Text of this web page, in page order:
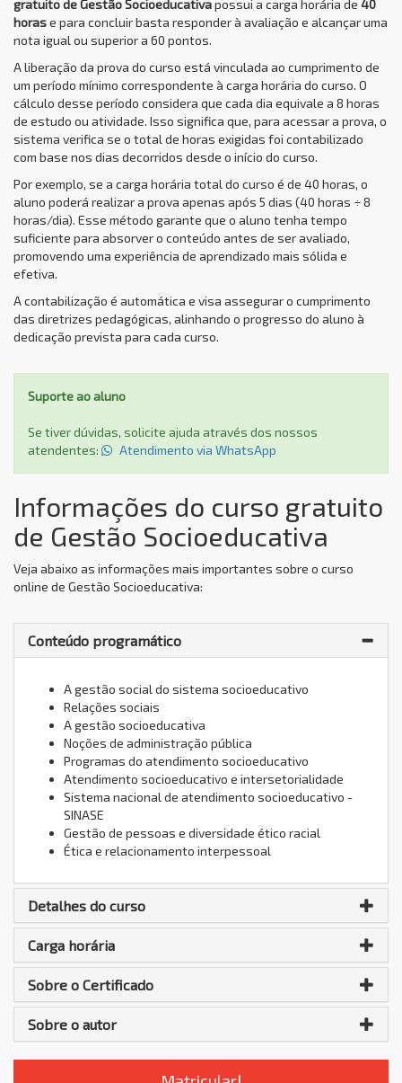
gratuito de Gestão Socioeducativapossui a carga horária de 40
horase para concluir basta responder à avaliação e alcançar uma
nota igual ou superior a 60 pontos.
A liberação da prova do curso está vinculada ao cumprimento de
um período mínimo correspondente à carga horária do curso. O
cálculo desse período considera que cada dia equivale a 8 horas
de estudo ou atividade. Isso significa que, para acessar a prova, o
sistema verifica se o total de horas exigidas foi contabilizado
com base nos dias decorridos desde o início do curso.
Por exemplo, se a carga horária total do curso é de 40 horas, o
aluno poderá realizar a prova apenas após 5 dias (40 horas ÷ 8
horas/dia). Esse método garante que o aluno tenha tempo
suficiente para absorver o conteúdo antes de ser avaliado,
promovendo uma experiência de aprendizado mais sólida e
efetiva.
A contabilização é automática e visa assegurar o cumprimento
das diretrizes pedagógicas, alinhando o progresso do aluno à
dedicação prevista para cada curso.
Suporte ao aluno
Se tiver dúvidas, solicite ajuda através dos nossos
atendentes:
Atendimento via WhatsApp
Informações do curso gratuito
de Gestão Socioeducativa
Veja abaixo as informações mais importantes sobre o curso
online de Gestão Socioeducativa:
Conteúdo programático
A gestão social do sistema socioeducativo
Relações sociais
A gestão socioeducativa
Noções de administração pública
Programas do atendimento socioeducativo
Atendimento socioeducativo e intersetorialidade
Sistema nacional de atendimento socioeducativo -
SINASE
Gestão de pessoas e diversidade ético racial
Ética e relacionamento interpessoal
Detalhes do curso
Carga horária
Sobre o Certificado
Sobre o autor